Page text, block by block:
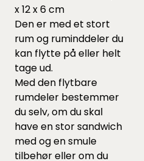
x 12 x 6 cm
Den er med et stort
rum og ruminddeler du
kan flytte på eller helt
tage ud.
Med den flytbare
rumdeler bestemmer
du selv, om du skal
have en stor sandwich
med og en smule
tilbehør eller om du